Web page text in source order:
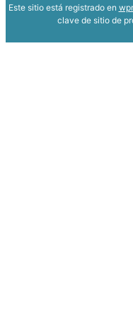
Este sitio está registrado en
clave de sitio de